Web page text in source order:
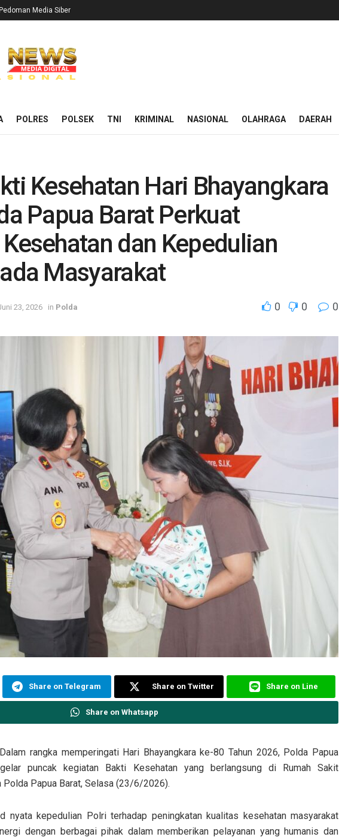
Pedoman Media Siber
POLRES POLSEK TNI KRIMINAL NASIONAL OLAHRAGA DAERAH
Kesehatan Hari Bhayangkara
Papua Barat Perkuat
dan Kepedulian
Masyarakat
23, 2026 in Polda 0 0 0
Share on Telegram Share on Twitter Share on Line
Share on Whatsapp
rangka memperingati Hari Bhayangkara ke-80 Tahun 2026, Polda Papua
puncak kegiatan Bakti Kesehatan yang berlangsung di Rumah Sakit
Polda Papua Barat, Selasa (23/6/2026).
nyata kepedulian Polri terhadap peningkatan kualitas kesehatan masyarakat
dengan berbagai pihak dalam memberikan pelayanan yang humanis dan